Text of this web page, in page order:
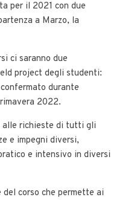
per il 2021 con due
a Marzo, la
ci saranno due
project degli studenti:
durante
2022.
alle richieste di tutti gli
e impegni diversi,
e intensivo in diversi
corso che permette ai